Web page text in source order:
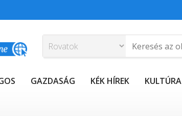
GAZDASÁG KÉK HÍREK KULTÚRA